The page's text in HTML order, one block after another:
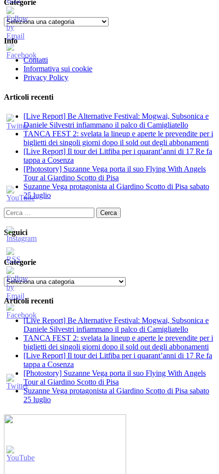
Categorie
Categorie
Info
Contatti
Informativa sui cookie
Privacy Policy
Articoli recenti
[Live Report] Be Alternative Festival: Mogwai, Subsonica e
Daniele Silvestri infiammano il palco di Camigliatello
TANCA FEST 2: svelata la lineup e aperte le prevendite per i
biglietti dei singoli giorni dopo il sold out degli abbonamenti
[Live Report] Il tour dei Litfiba per i quarant’anni di 17 Re fa
tappa a Cosenza
[Photostory] Suzanne Vega porta il suo Flying With Angels
Tour al Giardino Scotto di Pisa
Suzanne Vega protagonista al Giardino Scotto di Pisa sabato
25 luglio
Ricerca
per:
Seguici
Categorie
Categorie
Articoli recenti
[Live Report] Be Alternative Festival: Mogwai, Subsonica e
Daniele Silvestri infiammano il palco di Camigliatello
TANCA FEST 2: svelata la lineup e aperte le prevendite per i
biglietti dei singoli giorni dopo il sold out degli abbonamenti
[Live Report] Il tour dei Litfiba per i quarant’anni di 17 Re fa
tappa a Cosenza
[Photostory] Suzanne Vega porta il suo Flying With Angels
Tour al Giardino Scotto di Pisa
Suzanne Vega protagonista al Giardino Scotto di Pisa sabato
25 luglio